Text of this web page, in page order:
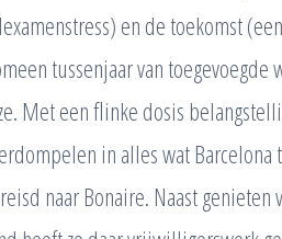
en de toekomst
tussenjaar van
Met een flinke dosis
in alles wat
naar Bonaire. Naast